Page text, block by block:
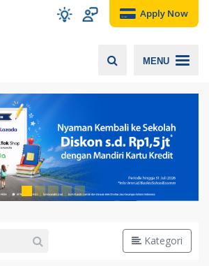
Apply Now
MENU
Kategori